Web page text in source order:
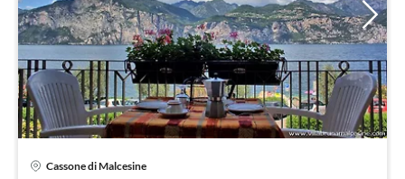
Cassone di Malcesine